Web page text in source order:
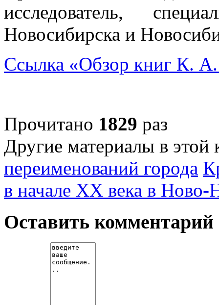
исследователь,
Новосибирска и
Ссылка «Обзор книг К. А.
Прочитано 1829 раз
Другие материалы в этой
переименований города
в начале XX века в Ново-
Оставить комментарий